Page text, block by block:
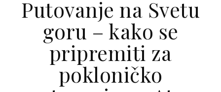
Putovanje na Svetu
goru – kako se
pripremiti za
pokloničko